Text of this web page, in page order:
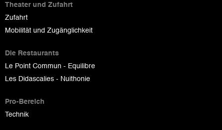
Theater und Zufahrt
Zufahrt
Mobilität und Zugänglichkeit
Die Restaurants
Le Point Commun - Equilibre
Les Didascalies - Nuithonie
Pro-Bereich
Technik